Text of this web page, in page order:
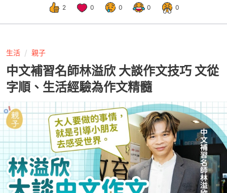
2 0 0 0 0
生活 親子
中文補習名師林溢欣 大談作文技巧 文從
字順、生活經驗為作文精髓